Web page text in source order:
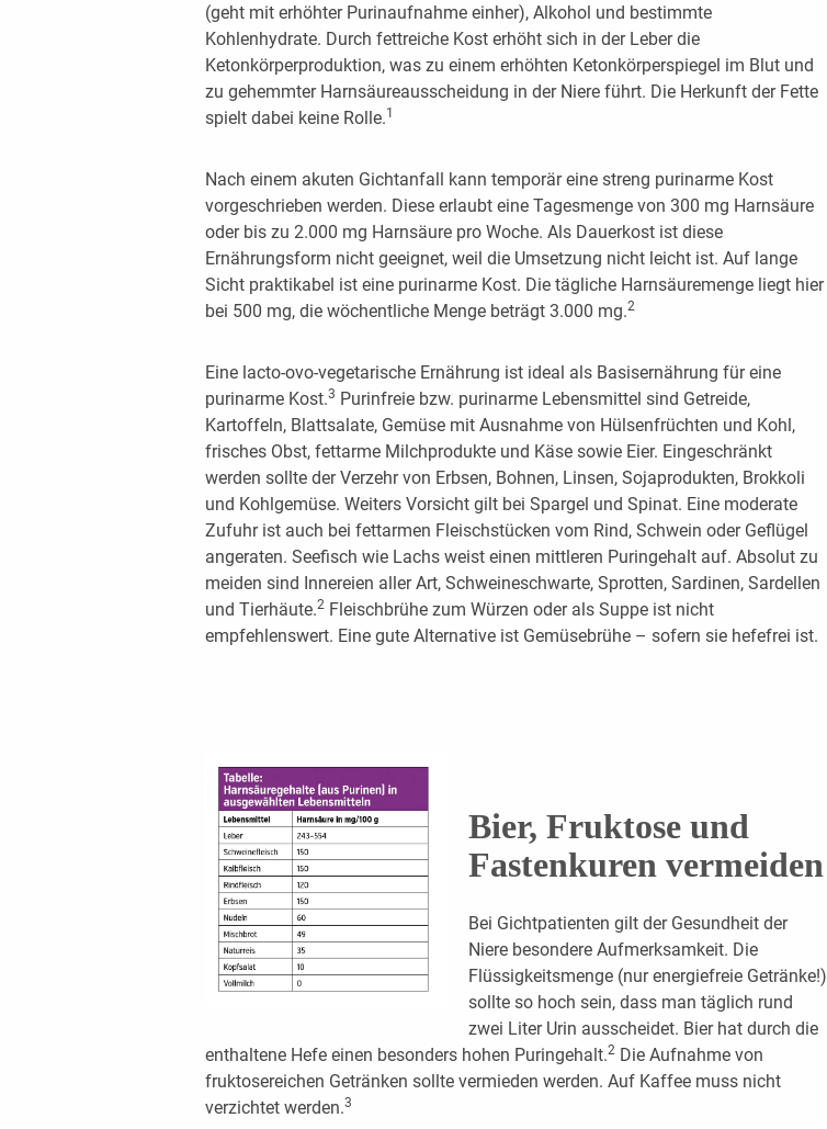
(geht mit erhöhter Purinaufnahme einher), Alkohol und bestimmte
Kohlenhydrate. Durch fettreiche Kost erhöht sich in der Leber die
Ketonkörperproduktion, was zu einem erhöhten Ketonkörperspiegel im Blut und
zu gehemmter Harnsäureausscheidung in der Niere führt. Die Herkunft der Fette
spielt dabei keine Rolle.1
Nach einem akuten Gichtanfall kann temporär eine streng purinarme Kost
vorgeschrieben werden. Diese erlaubt eine Tagesmenge von 300 mg Harnsäure
oder bis zu 2.000 mg Harnsäure pro Woche. Als Dauerkost ist diese
Ernährungsform nicht geeignet, weil die Umsetzung nicht leicht ist. Auf lange
Sicht praktikabel ist eine purinarme Kost. Die tägliche Harnsäuremenge liegt hier
bei 500 mg, die wöchentliche Menge beträgt 3.000 mg.2
Eine lacto-ovo-vegetarische Ernährung ist ideal als Basisernährung für eine
purinarme Kost.3 Purinfreie bzw. purinarme Lebensmittel sind Getreide,
Kartoffeln, Blattsalate, Gemüse mit Ausnahme von Hülsenfrüchten und Kohl,
frisches Obst, fettarme Milchprodukte und Käse sowie Eier. Eingeschränkt
werden sollte der Verzehr von Erbsen, Bohnen, Linsen, Sojaprodukten, Brokkoli
und Kohlgemüse. Weiters Vorsicht gilt bei Spargel und Spinat. Eine moderate
Zufuhr ist auch bei fettarmen Fleischstücken vom Rind, Schwein oder Geflügel
angeraten. Seefisch wie Lachs weist einen mittleren Puringehalt auf. Absolut zu
meiden sind Innereien aller Art, Schweineschwarte, Sprotten, Sardinen, Sardellen
und Tierhäute.2Fleischbrühe zum Würzen oder als Suppe ist nicht
empfehlenswert. Eine gute Alternative ist Gemüsebrühe – sofern sie hefefrei ist.
Bier, Fruktose und
Fastenkuren vermeiden
Bei Gichtpatienten gilt der Gesundheit der
Niere besondere Aufmerksamkeit. Die
Flüssigkeitsmenge (nur energiefreie Getränke!)
sollte so hoch sein, dass man täglich rund
zwei Liter Urin ausscheidet. Bier hat durch die
enthaltene Hefe einen besonders hohen Puringehalt.2Die Aufnahme von
fruktosereichen Getränken sollte vermieden werden. Auf Kaffee muss nicht
verzichtet werden.3